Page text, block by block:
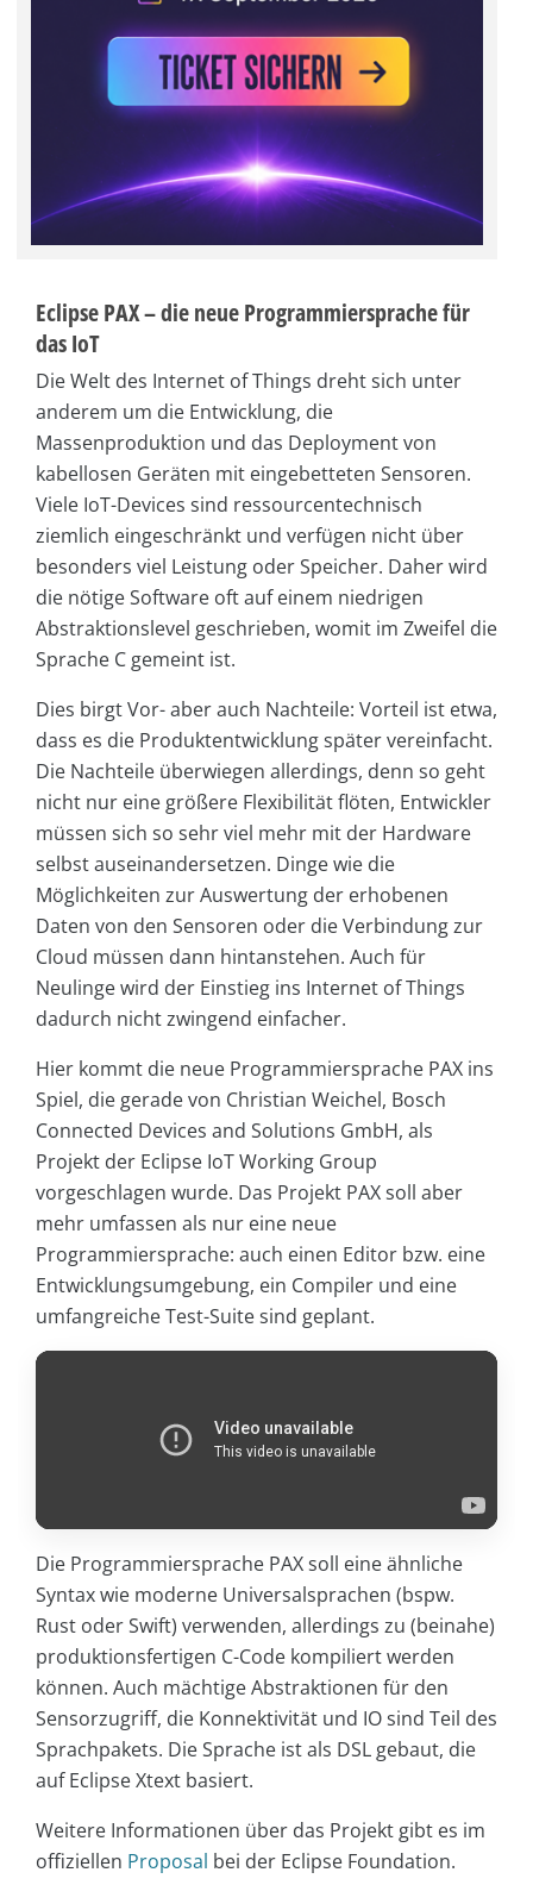
Eclipse PAX – die neue Programmiersprache für
das IoT
Die Welt des Internet of Things dreht sich unter
anderem um die Entwicklung, die
Massenproduktion und das Deployment von
kabellosen Geräten mit eingebetteten Sensoren.
Viele IoT-Devices sind ressourcentechnisch
ziemlich eingeschränkt und verfügen nicht über
besonders viel Leistung oder Speicher. Daher wird
die nötige Software oft auf einem niedrigen
Abstraktionslevel geschrieben, womit im Zweifel die
Sprache C gemeint ist.
Dies birgt Vor- aber auch Nachteile: Vorteil ist etwa,
dass es die Produktentwicklung später vereinfacht.
Die Nachteile überwiegen allerdings, denn so geht
nicht nur eine größere Flexibilität flöten, Entwickler
müssen sich so sehr viel mehr mit der Hardware
selbst auseinandersetzen. Dinge wie die
Möglichkeiten zur Auswertung der erhobenen
Daten von den Sensoren oder die Verbindung zur
Cloud müssen dann hintanstehen. Auch für
Neulinge wird der Einstieg ins Internet of Things
dadurch nicht zwingend einfacher.
Hier kommt die neue Programmiersprache PAX ins
Spiel, die gerade von Christian Weichel, Bosch
Connected Devices and Solutions GmbH, als
Projekt der Eclipse IoT Working Group
vorgeschlagen wurde. Das Projekt PAX soll aber
mehr umfassen als nur eine neue
Programmiersprache: auch einen Editor bzw. eine
Entwicklungsumgebung, ein Compiler und eine
umfangreiche Test-Suite sind geplant.
Die Programmiersprache PAX soll eine ähnliche
Syntax wie moderne Universalsprachen (bspw.
Rust oder Swift) verwenden, allerdings zu (beinahe)
produktionsfertigen C-Code kompiliert werden
können. Auch mächtige Abstraktionen für den
Sensorzugriff, die Konnektivität und IO sind Teil des
Sprachpakets. Die Sprache ist als DSL gebaut, die
auf Eclipse Xtext basiert.
Weitere Informationen über das Projekt gibt es im
offiziellen Proposal bei der Eclipse Foundation.